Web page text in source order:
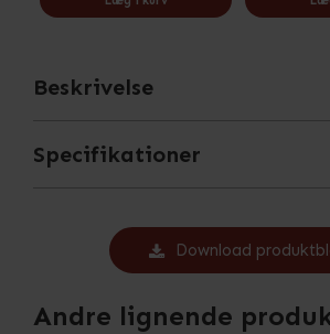
Beskrivelse
Specifikationer
Download
Andre lignende